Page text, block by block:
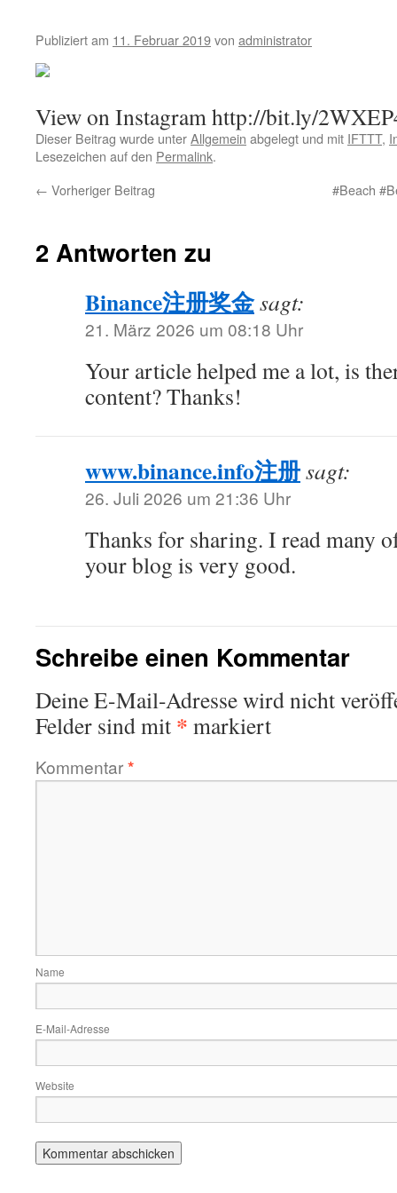
Publiziert am 11. Februar 2019von administrator
View on Instagram http://bit.ly/
Dieser Beitrag wurde unterAllgemein abgelegt und mit IFTTT,
Lesezeichen auf den Permalink.
← Vorheriger Beitrag #Beach
2 Antworten zu
Binance注册奖金sagt:
21. März 2026 um 08:18 Uhr
Your article helped me a lot, is
content? Thanks!
www.binance.info注册sagt:
26. Juli 2026 um 21:36 Uhr
Thanks for sharing. I read many
your blog is very good.
Schreibe einen Kommentar
Deine E-Mail-Adresse wird nicht
Felder sind mit * markiert
Kommentar*
Name
E-Mail-Adresse
Website